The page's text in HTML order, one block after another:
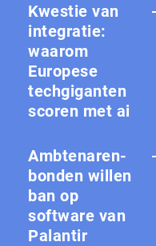
Kwestie van
integratie:
waarom
Europese
techgiganten
scoren met ai
Amb­te­na­ren­
bon­den willen
ban op
software van
Palantir